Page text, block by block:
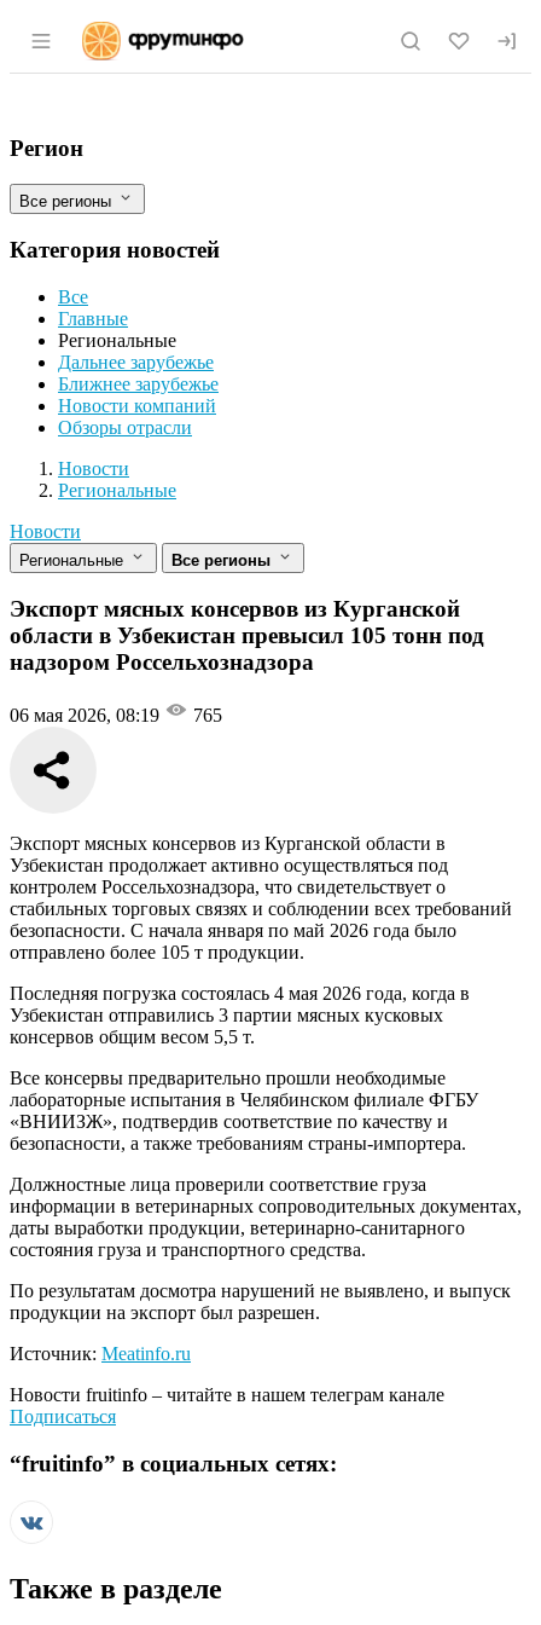
Раздел навигации по сайту fruitinfo.ru
Экспорт мясных консервов из
Фильтры
Регион
Все регионы
Категория новостей
Все
Главные
Региональные
Дальнее зарубежье
Ближнее зарубежье
Новости компаний
Обзоры отрасли
Новости
Разделы
Новости
Региональные
Новости
Региональные Все регионы
Экспорт мясных консервов из Курганской
области в Узбекистан превысил 105 тонн под
надзором Россельхознадзора
06 мая 2026, 08:19 765
Экспорт мясных консервов из Курганской области в
Узбекистан продолжает активно осуществляться под
контролем Россельхознадзора, что свидетельствует о
стабильных торговых связях и соблюдении всех требований
безопасности. С начала января по май 2026 года было
отправлено более 105 т продукции.
Последняя погрузка состоялась 4 мая 2026 года, когда в
Узбекистан отправились 3 партии мясных кусковых
консервов общим весом 5,5 т.
Все консервы предварительно прошли необходимые
лабораторные испытания в Челябинском филиале ФГБУ
«ВНИИЗЖ», подтвердив соответствие по качеству и
безопасности, а также требованиям страны-импортера.
Должностные лица проверили соответствие груза
информации в ветеринарных сопроводительных документах,
даты выработки продукции, ветеринарно-санитарного
состояния груза и транспортного средства.
По результатам досмотра нарушений не выявлено, и выпуск
продукции на экспорт был разрешен.
Источник: Meatinfo.ru
Новости fruitinfo – читайте в нашем телеграм канале
Подписаться
“fruitinfo” в социальных сетях:
Также в разделе